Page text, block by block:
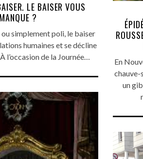
LE BAISER VOUS
MANQUE ?
simplement poli, le baiser
humaines et se décline
l’occasion de la Journée…
En
un